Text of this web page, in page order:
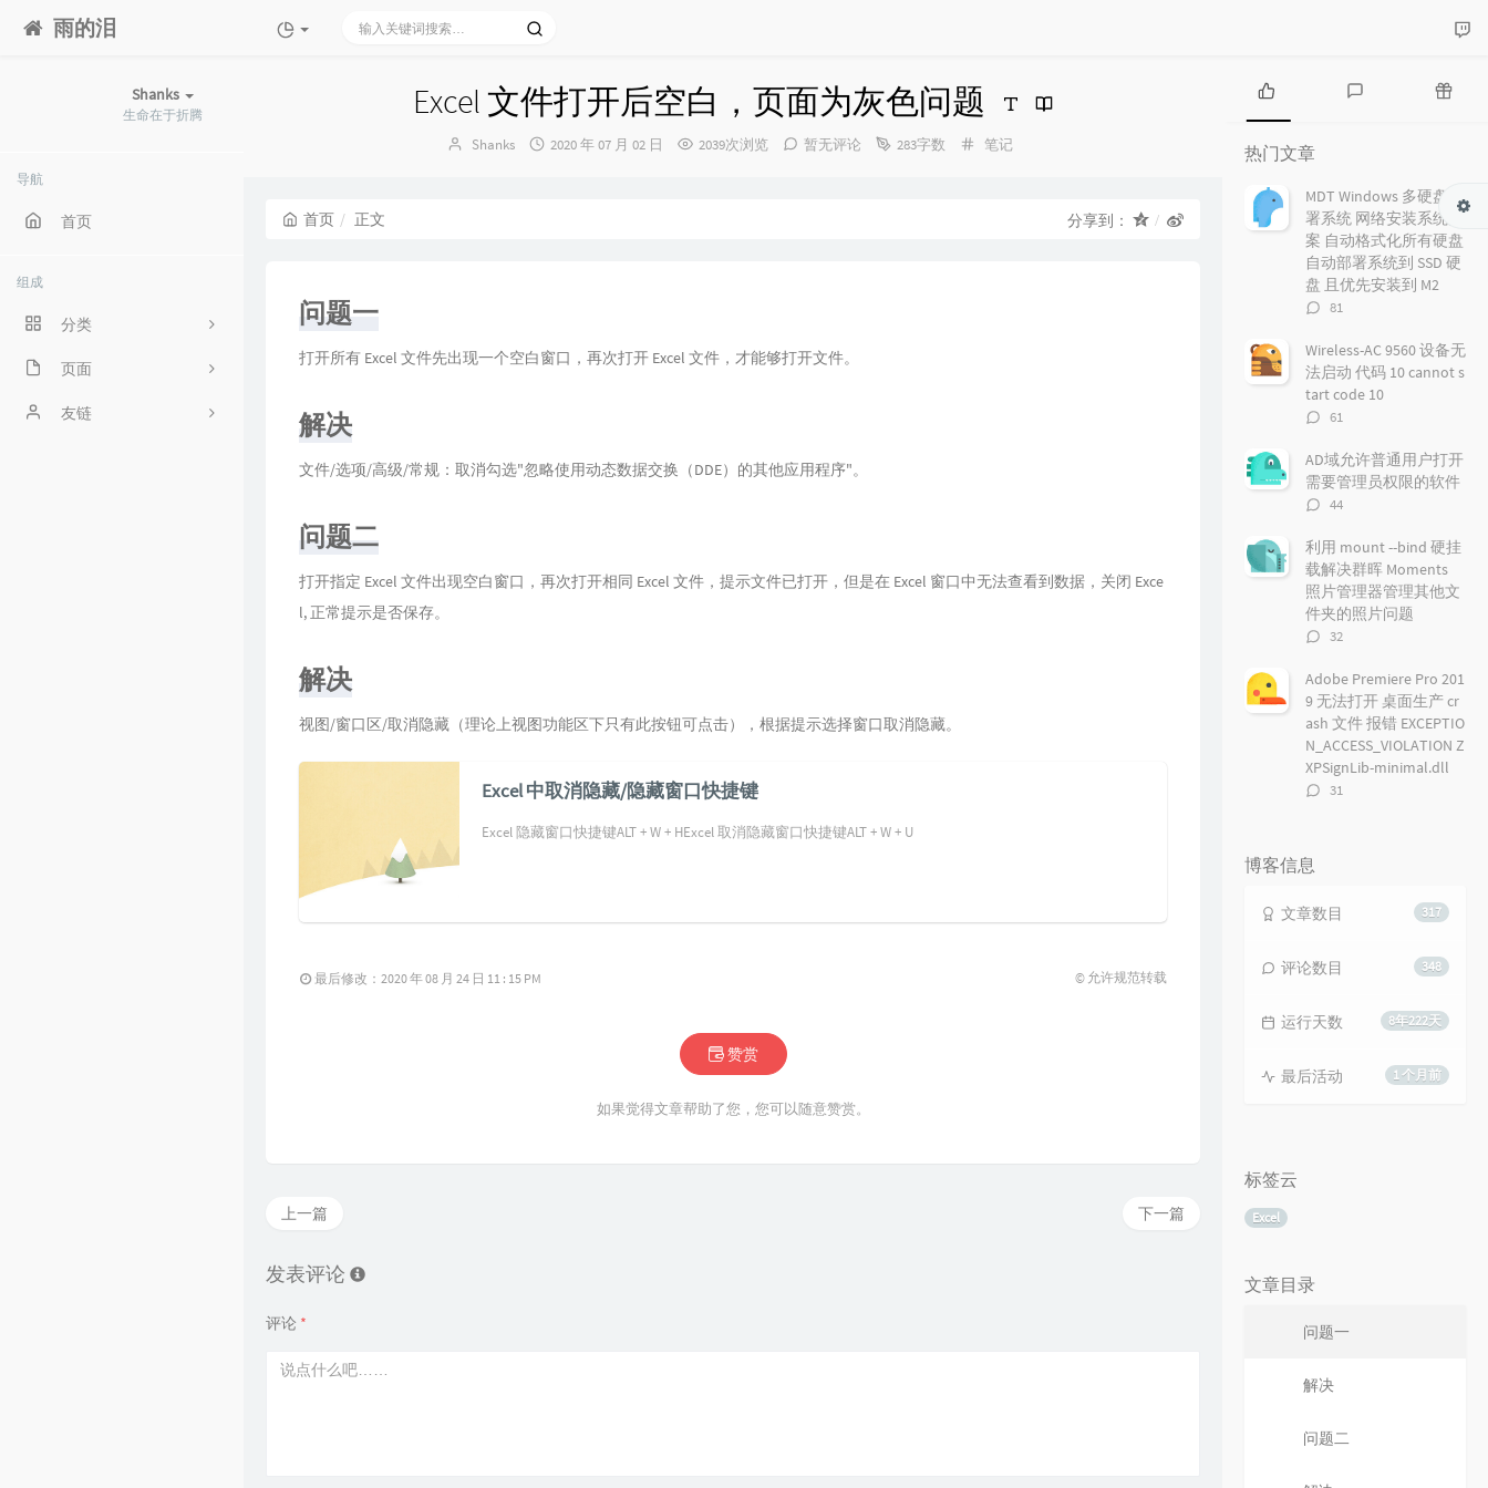
雨的泪
Shanks
生命在于折腾
导航
首页
组成
分类
331
3
页面
关于我
友链
Excel 文件打开后空白，页面为灰色问题
博
Shanks
发
2020 年 07 月 02 日 2039次浏览 暂无评论 283字数
分
笔记
首页 正文 分享到：
问题一
打开所有 Excel 文件先出现一个空白窗口，再次打开 Excel 文件，才能够打开文件。
解决
文件/选项/高级/常规：取消勾选"忽略使用动态数据交换（DDE）的其他应用程序"。
问题二
打开指定 Excel 文件出现空白窗口，再次打开相同 Excel 文件，提示文件已打开，但是在 Excel 窗口中无法查看到数据，关闭 Exce
l, 正常提示是否保存。
解决
视图/窗口区/取消隐藏（理论上视图功能区下只有此按钮可点击），根据提示选择窗口取消隐藏。
Excel 中取消隐藏/隐藏窗口快捷键
Excel 隐藏窗口快捷键ALT + W + HExcel 取消隐藏窗口快捷键ALT + W + U
最后修改：2020 年 08 月 24 日 11 : 15 PM © 允许规范转载
赞赏
如果觉得文章帮助了您，您可以随意赞赏。
下一篇
上一篇
发表评论
评论 *
热
门
文
章
论
章
热门文章
MDT Windows 多硬盘部
署系统 网络安装系统方
案 自动格式化所有硬盘
自动部署系统到 SSD 硬
盘 且优先安装到 M2
评
数：
81
Wireless-AC 9560 设备无
法启动 代码 10 cannot s
tart code 10
评
数：
61
AD域允许普通用户打开
需要管理员权限的软件
评
数：
44
利用 mount --bind 硬挂
载解决群晖 Moments
照片管理器管理其他文
件夹的照片问题
评
数：
32
Adobe Premiere Pro 201
9 无法打开 桌面生产 cr
ash 文件 报错 EXCEPTIO
N_ACCESS_VIOLATION Z
XPSignLib-minimal.dll
评
31
博客信息
317
文章数目
348
评论数目
8年222天
运行天数
1 个月前
最后活动
标签云
Excel
文章目录
问题一
解决
问题二